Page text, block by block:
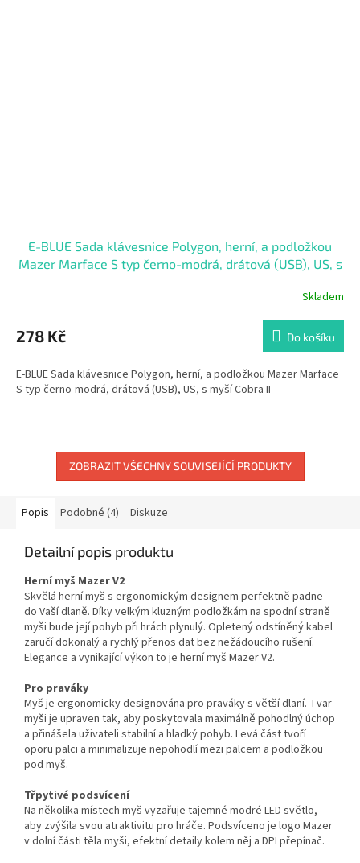
E-BLUE Sada klávesnice Polygon, herní, a podložkou
Mazer Marface S typ černo-modrá, drátová (USB), US, s
Skladem
278 Kč Do košíku
E-BLUE Sada klávesnice Polygon, herní, a podložkou Mazer Marface
S typ černo-modrá, drátová (USB), US, s myší Cobra II
ZOBRAZIT VŠECHNY SOUVISEJÍCÍ PRODUKTY
Popis Podobné (4) Diskuze
Detailní popis produktu
Herní myš Mazer V2
Skvělá herní myš s ergonomickým designem perfektně padne
do Vaší dlaně. Díky velkým kluzným podložkám na spodní straně
myši bude její pohyb při hrách plynulý. Opletený odstíněný kabel
zaručí dokonalý a rychlý přenos dat bez nežádoucího rušení.
Elegance a vynikající výkon to je herní myš Mazer V2.
Pro praváky
Myš je ergonomicky designována pro praváky s větší dlaní. Tvar
myši je upraven tak, aby poskytovala maximálně pohodlný úchop
a přinášela uživateli stabilní a hladký pohyb. Levá část tvoří
oporu palci a minimalizuje nepohodlí mezi palcem a podložkou
pod myš.
Třpytivé podsvícení
Na několika místech myš vyzařuje tajemné modré LED světlo,
aby zvýšila svou atraktivitu pro hráče. Podsvíceno je logo Mazer
v dolní části těla myši, efektní detaily kolem něj a DPI přepínač.